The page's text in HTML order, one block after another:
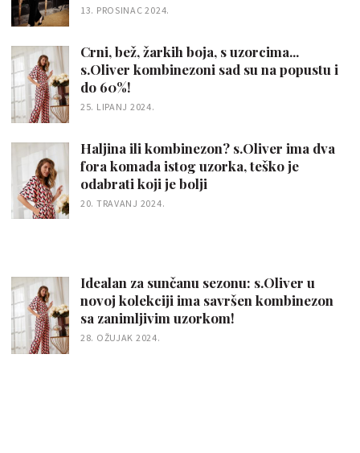
13. PROSINAC 2024.
Crni, bež, žarkih boja, s uzorcima...
s.Oliver kombinezoni sad su na popustu i
do 60%!
25. LIPANJ 2024.
Haljina ili kombinezon? s.Oliver ima dva
fora komada istog uzorka, teško je
odabrati koji je bolji
20. TRAVANJ 2024.
Idealan za sunčanu sezonu: s.Oliver u
novoj kolekciji ima savršen kombinezon
sa zanimljivim uzorkom!
28. OŽUJAK 2024.